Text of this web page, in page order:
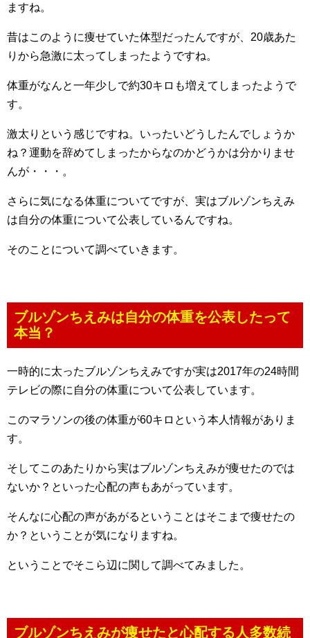
ますね。
昔はこのように痩せていた体型だったんですが、20歳あた
りから急激に太ってしまったようですね。
体重がなんと一年少しで約30キロも増えてしまったようで
す。
激太りという感じですね。いったいどうしたんでしょうか
ね？運動を辞めてしまったからなのかどうかは分かりませ
んが・・・。
さらに気になる体重についてですが、実はブルゾンちえみ
は自分の体重について公表しているんですね。
そのことについて調べていきます。
ブルゾンちえみは自分の体重を公表したって
本当？
一時的に太ったブルゾンちえみですが実は2017年の24時間
テレビの際に自分の体重について公表しています。
このマラソンの後の体重が60キロという本人情報がありま
す。
そしてこのあたりから実はブルゾンちえみが痩せたのでは
ないか？といった心配の声もあがっています。
そんなに心配の声があがるということはそこまで痩せたの
か？ということが気になりますね。
ということでそこら辺に関して調べてみました。
ブルゾンちえみが痩せたと心配する人多数続